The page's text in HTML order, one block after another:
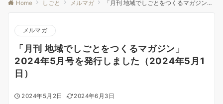
Home しごと メルマガ 「月刊 地域でしごとをつくるマガジン」2024年5月号を発行しました（2024年5月1日）
メルマガ
「月刊 地域でしごとをつくるマガジン」
2024年5月号を発行しました（2024年5月1
日）
2024年5月2日 2024年6月3日